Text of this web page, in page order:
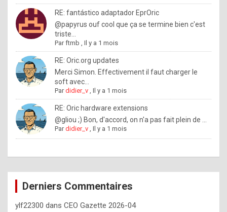
a
n
t
o
n
o
w
h
o
w
o
RE: fantástico adaptador EprOric
@papyrus ouf cool que ça se termine bien c'est
triste...
Parftmb ,Il y a 1 mois
RE: Oric.org updates
Merci Simon. Effectivement il faut charger le
soft avec...
Pardidier_v ,Il y a 1 mois
RE: Oric hardware extensions
@gliou ;) Bon, d'accord, on n'a pas fait plein de ...
Pardidier_v ,Il y a 1 mois
Derniers Commentaires
ylf22300 dans CEO Gazette 2026-04